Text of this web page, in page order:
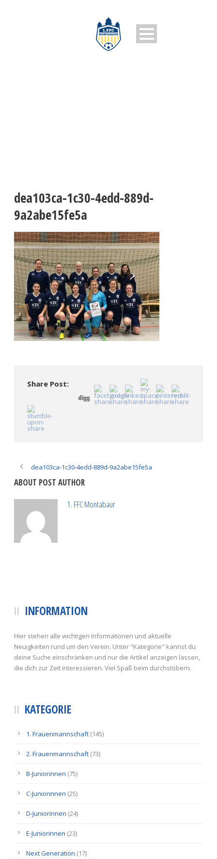
dea103ca-1c30-4edd-889d-
9a2abe15fe5a
Share Post:
dea103ca-1c30-4edd-889d-9a2abe15fe5a
ABOUT POST AUTHOR
1. FFC Montabaur
INFORMATION
Hier stehen alle wichtigen Informationen und aktuelle
Neuigkeiten rund um den Verein. Unter "Kategorie" kannst du
deine Suche einschränken und nur die Artikel anzeigen lassen,
die dich zur Zeit interessieren. Viel Spaß beim durchstöbern.
KATEGORIE
1. Frauenmannschaft (145)
2. Frauenmannschaft (73)
B-Juniorinnen (75)
C-Juniorinnen (25)
D-Juniorinnen (24)
E-Juniorinnen (23)
Next Generation (17)